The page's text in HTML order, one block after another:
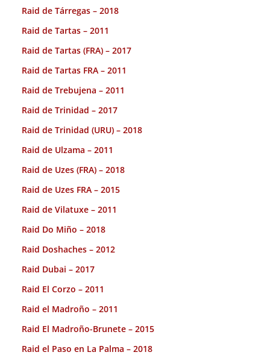
Raid de Tárregas – 2018
Raid de Tartas – 2011
Raid de Tartas (FRA) – 2017
Raid de Tartas FRA – 2011
Raid de Trebujena – 2011
Raid de Trinidad – 2017
Raid de Trinidad (URU) – 2018
Raid de Ulzama – 2011
Raid de Uzes (FRA) – 2018
Raid de Uzes FRA – 2015
Raid de Vilatuxe – 2011
Raid Do Miño – 2018
Raid Doshaches – 2012
Raid Dubai – 2017
Raid El Corzo – 2011
Raid el Madroño – 2011
Raid El Madroño-Brunete – 2015
Raid el Paso en La Palma – 2018